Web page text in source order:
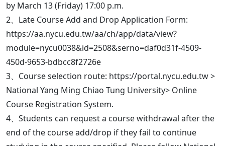
by March 13 (Friday) 17:00 p.m.
2、Late Course Add and Drop Application Form:
https://aa.nycu.edu.tw/aa/ch/app/data/view?
module=nycu0038&id=2508&serno=daf0d31f-4509-
450d-9653-bdbcc8f2726e
3、Course selection route: https://portal.nycu.edu.tw >
National Yang Ming Chiao Tung University> Online
Course Registration System.
4、Students can request a course withdrawal after the
end of the course add/drop if they fail to continue